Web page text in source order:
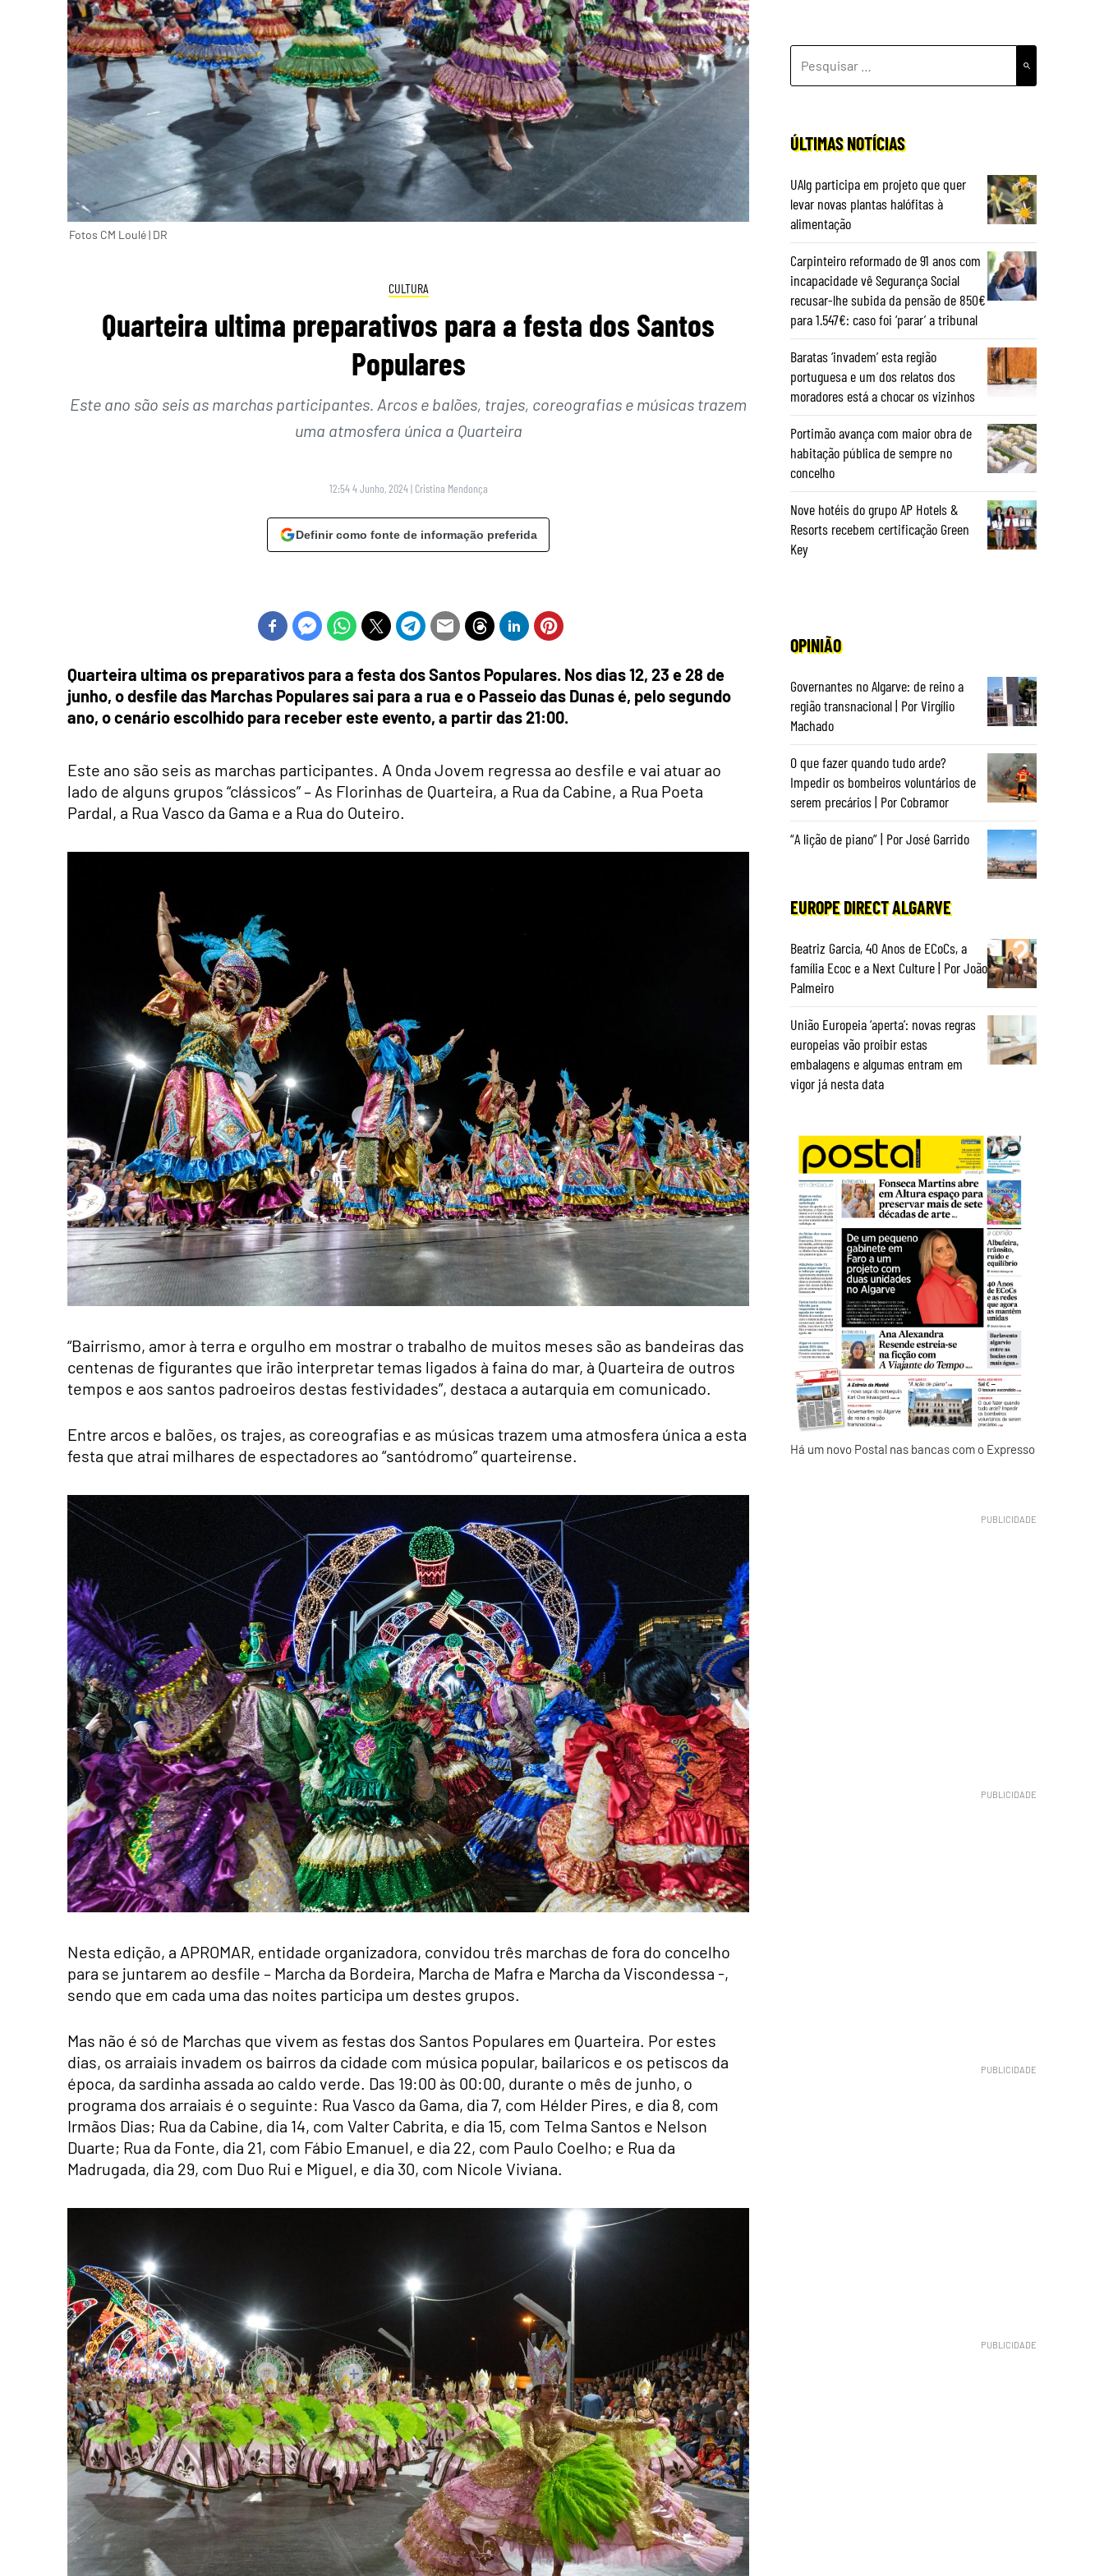
Fotos CM Loulé | DR
CULTURA
Quarteira ultima preparativos para a festa dos Santos
Populares
Este ano são seis as marchas participantes. Arcos e balões, trajes, coreografias e músicas trazem
uma atmosfera única a Quarteira
12:54 4 Junho, 2024 | Cristina Mendonça
Definir como fonte de informação preferida
Quarteira ultima os preparativos para a festa dos Santos Populares. Nos dias 12, 23 e 28 de
junho, o desfile das Marchas Populares sai para a rua e o Passeio das Dunas é, pelo segundo
ano, o cenário escolhido para receber este evento, a partir das 21:00.
Este ano são seis as marchas participantes. A Onda Jovem regressa ao desfile e vai atuar ao
lado de alguns grupos “clássicos” – As Florinhas de Quarteira, a Rua da Cabine, a Rua Poeta
Pardal, a Rua Vasco da Gama e a Rua do Outeiro.
“Bairrismo, amor à terra e orgulho em mostrar o trabalho de muitos meses são as bandeiras das
centenas de figurantes que irão interpretar temas ligados à faina do mar, à Quarteira de outros
tempos e aos santos padroeiros destas festividades”, destaca a autarquia em comunicado.
Entre arcos e balões, os trajes, as coreografias e as músicas trazem uma atmosfera única a esta
festa que atrai milhares de espectadores ao “santódromo” quarteirense.
Nesta edição, a APROMAR, entidade organizadora, convidou três marchas de fora do concelho
para se juntarem ao desfile – Marcha da Bordeira, Marcha de Mafra e Marcha da Viscondessa -,
sendo que em cada uma das noites participa um destes grupos.
Mas não é só de Marchas que vivem as festas dos Santos Populares em Quarteira. Por estes
dias, os arraiais invadem os bairros da cidade com música popular, bailaricos e os petiscos da
época, da sardinha assada ao caldo verde. Das 19:00 às 00:00, durante o mês de junho, o
programa dos arraiais é o seguinte: Rua Vasco da Gama, dia 7, com Hélder Pires, e dia 8, com
Irmãos Dias; Rua da Cabine, dia 14, com Valter Cabrita, e dia 15, com Telma Santos e Nelson
Duarte; Rua da Fonte, dia 21, com Fábio Emanuel, e dia 22, com Paulo Coelho; e Rua da
Madrugada, dia 29, com Duo Rui e Miguel, e dia 30, com Nicole Viviana.
POR:
ÚLTIMAS NOTÍCIAS
UAlg participa em projeto que quer
levar novas plantas halófitas à
alimentação
Carpinteiro reformado de 91 anos com
incapacidade vê Segurança Social
recusar-lhe subida da pensão de 850€
para 1.547€: caso foi ‘parar’ a tribunal
Baratas ‘invadem’ esta região
portuguesa e um dos relatos dos
moradores está a chocar os vizinhos
Portimão avança com maior obra de
habitação pública de sempre no
concelho
Nove hotéis do grupo AP Hotels &
Resorts recebem certificação Green
Key
OPINIÃO
Governantes no Algarve: de reino a
região transnacional | Por Virgílio
Machado
O que fazer quando tudo arde?
Impedir os bombeiros voluntários de
serem precários | Por Cobramor
“A lição de piano” | Por José Garrido
EUROPE DIRECT ALGARVE
Beatriz Garcia, 40 Anos de ECoCs, a
família Ecoc e a Next Culture | Por João
Palmeiro
União Europeia ‘aperta’: novas regras
europeias vão proibir estas
embalagens e algumas entram em
vigor já nesta data
Há um novo Postal nas bancas com o Expresso